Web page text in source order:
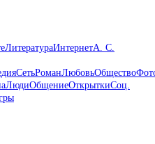
ЛитератураИнтернетА. С.
СетьРоманЛюбовьОбщество
ЛюдиОбщениеОткрыткиСоц.